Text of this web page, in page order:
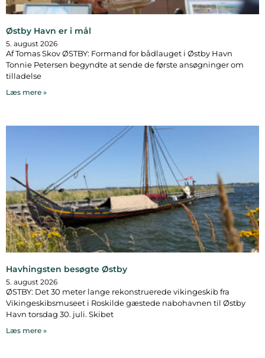
Østby Havn er i mål
5. august 2026
Af Tomas Skov ØSTBY: Formand for bådlauget i Østby Havn
Tonnie Petersen begyndte at sende de første ansøgninger om
tilladelse
Læs mere »
Havhingsten besøgte Østby
5. august 2026
ØSTBY: Det 30 meter lange rekonstruerede vikingeskib fra
Vikingeskibsmuseet i Roskilde gæstede nabohavnen til Østby
Havn torsdag 30. juli. Skibet
Læs mere »